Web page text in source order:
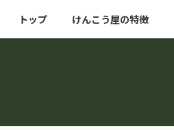
トップ けんこう屋の特徴